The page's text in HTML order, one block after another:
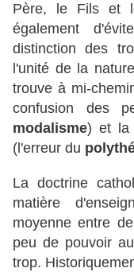
Père, le Fils et
également
distinction des
l'unité de la
trouve à mi-
confusion des
modalisme) et la
(l'erreur du
La doctrine
matière
moyenne entre
peu de pouvoir
trop.